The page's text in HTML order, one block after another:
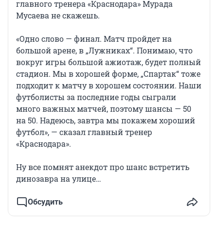
главного тренера «Краснодара» Мурада
Мусаева не скажешь.
«Одно слово — финал. Матч пройдет на
большой арене, в „Лужниках“. Понимаю, что
вокруг игры большой ажиотаж, будет полный
стадион. Мы в хорошей форме, „Спартак“ тоже
подходит к матчу в хорошем состоянии. Наши
футболисты за последние годы сыграли
много важных матчей, поэтому шансы — 50
на 50. Надеюсь, завтра мы покажем хороший
футбол», — сказал главный тренер
«Краснодара».
Ну все помнят анекдот про шанс встретить
динозавра на улице…
Обсудить